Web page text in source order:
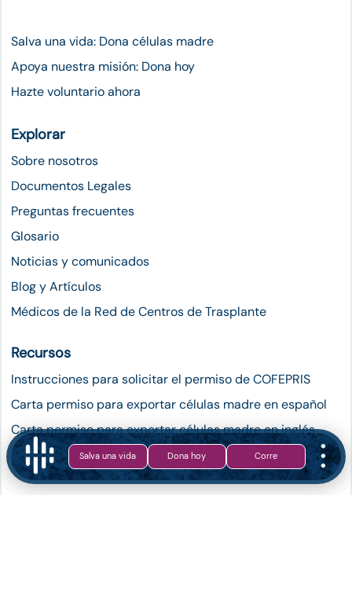
Salva una vida Dona hoy Corre
Salva una vida: Dona células madre
Apoya nuestra misión: Dona hoy
Hazte voluntario ahora
Explorar
Sobre nosotros
Documentos Legales
Preguntas frecuentes
Glosario
Noticias y comunicados
Blog y Artículos
Médicos de la Red de Centros de Trasplante
Recursos
Instrucciones para solicitar el permiso de COFEPRIS
Carta permiso para exportar células madre en español
Carta permiso para exportar células madre en inglés
Salir del registro de donadores